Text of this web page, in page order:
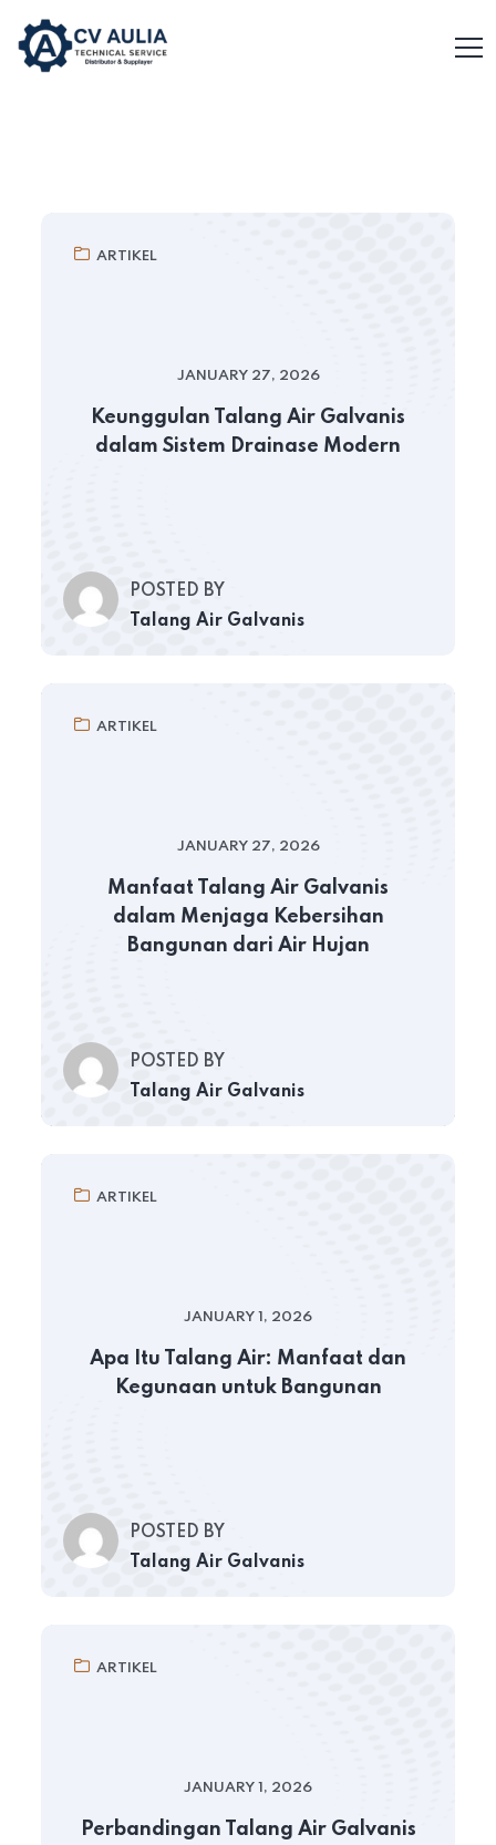
ARTIKEL
JANUARY 27, 2026
Keunggulan Talang Air Galvanis
dalam Sistem Drainase Modern
POSTED BY
Talang Air Galvanis
ARTIKEL
JANUARY 27, 2026
Manfaat Talang Air Galvanis
dalam Menjaga Kebersihan
Bangunan dari Air Hujan
POSTED BY
Talang Air Galvanis
ARTIKEL
JANUARY 1, 2026
Apa Itu Talang Air: Manfaat dan
Kegunaan untuk Bangunan
POSTED BY
Talang Air Galvanis
ARTIKEL
JANUARY 1, 2026
Perbandingan Talang Air Galvanis